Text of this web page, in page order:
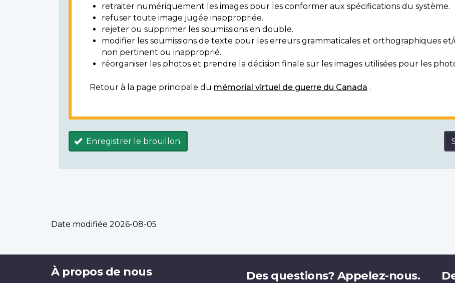
retraiter numériquement les images pour les conformer aux spécifications du système.
refuser toute image jugée inappropriée.
rejeter ou supprimer les soumissions en double.
modifier les soumissions de texte pour les erreurs grammaticales et orthographiques
non pertinent ou inapproprié.
réorganiser les photos et prendre la décision finale sur les images utilisées pour les
Retour à la page principale du mémorial virtuel de guerre du Canada .
Enregistrer le brouillon
Date modifiée 2026-08-05
Brand
À propos de nous Des questions? Appelez-nous.